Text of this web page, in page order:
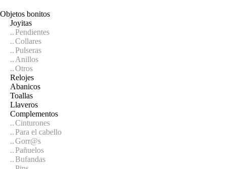
Objetos bonitos
Joyitas
Pendientes
Collares
Pulseras
Anillos
Otros
Relojes
Abanicos
Toallas
Llaveros
Complementos
Cinturones
Para el cabello
Gorr@s
Pañuelos
Bufandas